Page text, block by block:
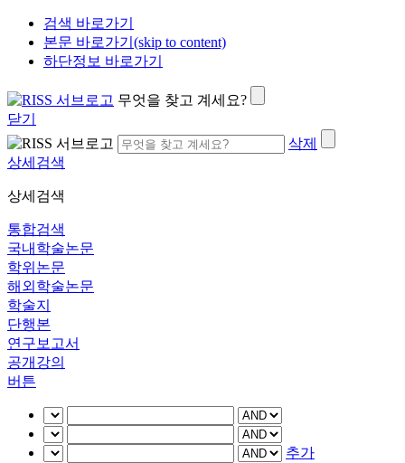
검색 바로가기
본문 바로가기(skip to content)
하단정보 바로가기
무엇을 찾고 계세요?
닫기
삭제
상세검색
상세검색
통합검색
국내학술논문
학위논문
해외학술논문
학술지
단행본
연구보고서
공개강의
버튼
추가